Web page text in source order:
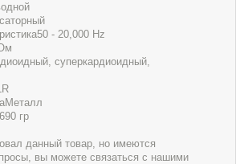
- 20,000 Hz
суперкардиоидный,
гр
данный товар, но имеются
вы можете связаться с нашими